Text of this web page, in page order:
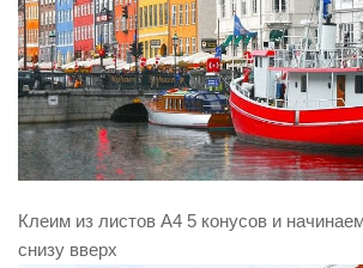
Клеим из листов А4 5 конусов и
снизу вверх